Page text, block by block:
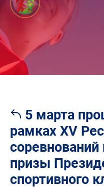
5 марта
рамках XV
призы
спортивного